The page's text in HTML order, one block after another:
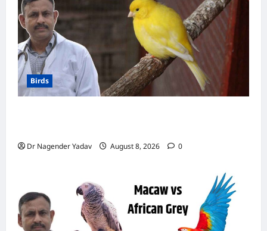
चौंक
जाएंगे
आप
Birds
Dr Nagender Yadav August 8, 2026 0